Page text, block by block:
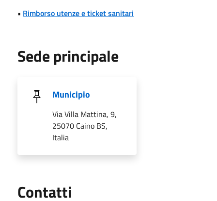
• Rimborso utenze e ticket sanitari
Sede principale
Municipio
Via Villa Mattina, 9,
25070 Caino BS,
Italia
Contatti